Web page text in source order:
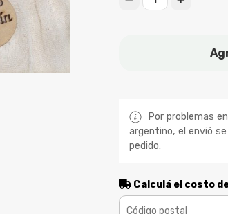
Por problemas
argentino, el envió
pedido.
Calculá el costo